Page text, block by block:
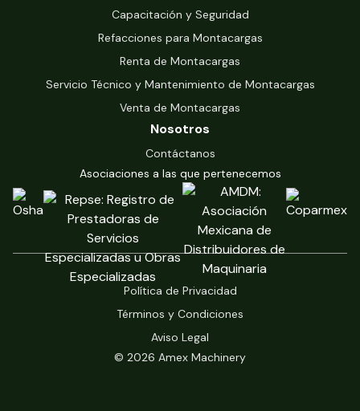
Capacitación y Seguridad
Refacciones para Montacargas
Renta de Montacargas
Servicio Técnico y Mantenimiento de Montacargas
Venta de Montacargas
Nosotros
Contáctanos
Asociaciones a las que pertenecemos
© 2026 Amex Machinery
Política de Privacidad
Términos y Condiciones
Aviso Legal